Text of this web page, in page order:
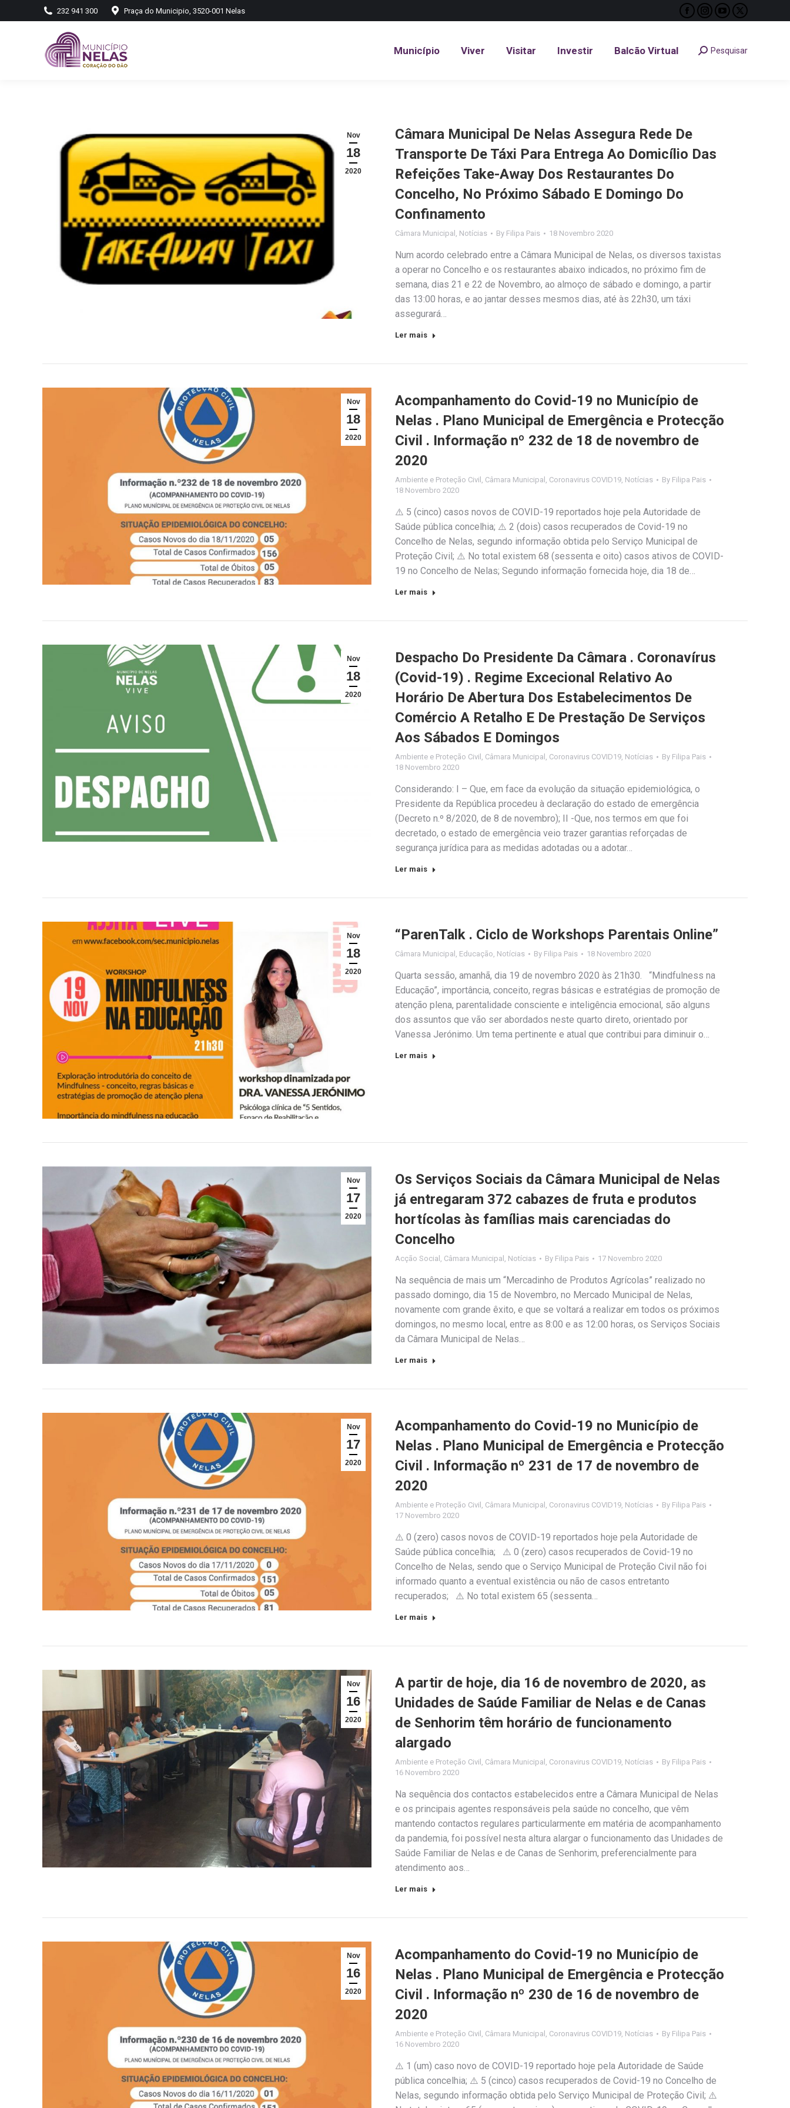
232 941 300 Praça do Municipio, 3520-001 Nelas
Facebook
opens
Instagram
opens
YouTube
opens
X
opens
Município Viver Visitar Investir Balcão Virtual Search:Pesquisar
Nov
18
2020
Câmara Municipal De Nelas Assegura Rede De
Transporte De Táxi Para Entrega Ao Domicílio Das
Refeições Take-Away Dos Restaurantes Do
Concelho, No Próximo Sábado E Domingo Do
Confinamento
Câmara Municipal , Notícias By Filipa Pais 18 Novembro 2020
Num acordo celebrado entre a Câmara Municipal de Nelas, os diversos taxistas
a operar no Concelho e os restaurantes abaixo indicados, no próximo fim de
semana, dias 21 e 22 de Novembro, ao almoço de sábado e domingo, a partir
das 13:00 horas, e ao jantar desses mesmos dias, até às 22h30, um táxi
assegurará…
Ler mais
Nov
18
2020
Acompanhamento do Covid-19 no Município de
Nelas . Plano Municipal de Emergência e Protecção
Civil . Informação nº 232 de 18 de novembro de
2020
Ambiente e Proteção Civil , Câmara Municipal , Coronavirus COVID19, Notícias By Filipa Pais
18 Novembro 2020
⚠️ 5 (cinco) casos novos de COVID-19 reportados hoje pela Autoridade de
Saúde pública concelhia; ⚠️ 2 (dois) casos recuperados de Covid-19 no
Concelho de Nelas, segundo informação obtida pelo Serviço Municipal de
Proteção Civil; ⚠️ No total existem 68 (sessenta e oito) casos ativos de COVID-
19 no Concelho de Nelas; Segundo informação fornecida hoje, dia 18 de…
Ler mais
Nov
18
2020
Despacho Do Presidente Da Câmara . Coronavírus
(Covid-19) . Regime Excecional Relativo Ao
Horário De Abertura Dos Estabelecimentos De
Comércio A Retalho E De Prestação De Serviços
Aos Sábados E Domingos
Ambiente e Proteção Civil , Câmara Municipal , Coronavirus COVID19, Notícias By Filipa Pais
18 Novembro 2020
Considerando: I – Que, em face da evolução da situação epidemiológica, o
Presidente da República procedeu à declaração do estado de emergência
(Decreto n.º 8/2020, de 8 de novembro); II -Que, nos termos em que foi
decretado, o estado de emergência veio trazer garantias reforçadas de
segurança jurídica para as medidas adotadas ou a adotar…
Ler mais
Nov
18
2020
“ParenTalk . Ciclo de Workshops Parentais Online”
Câmara Municipal , Educação, Notícias By Filipa Pais 18 Novembro 2020
Quarta sessão, amanhã, dia 19 de novembro 2020 às 21h30. “Mindfulness na
Educação”, importância, conceito, regras básicas e estratégias de promoção de
atenção plena, parentalidade consciente e inteligência emocional, são alguns
dos assuntos que vão ser abordados neste quarto direto, orientado por
Vanessa Jerónimo. Um tema pertinente e atual que contribui para diminuir o…
Ler mais
Nov
17
2020
Os Serviços Sociais da Câmara Municipal de Nelas
já entregaram 372 cabazes de fruta e produtos
hortícolas às famílias mais carenciadas do
Concelho
Acção Social , Câmara Municipal , Notícias By Filipa Pais 17 Novembro 2020
Na sequência de mais um “Mercadinho de Produtos Agrícolas” realizado no
passado domingo, dia 15 de Novembro, no Mercado Municipal de Nelas,
novamente com grande êxito, e que se voltará a realizar em todos os próximos
domingos, no mesmo local, entre as 8:00 e as 12:00 horas, os Serviços Sociais
da Câmara Municipal de Nelas…
Ler mais
Nov
17
2020
Acompanhamento do Covid-19 no Município de
Nelas . Plano Municipal de Emergência e Protecção
Civil . Informação nº 231 de 17 de novembro de
2020
Ambiente e Proteção Civil , Câmara Municipal , Coronavirus COVID19, Notícias By Filipa Pais
17 Novembro 2020
⚠️ 0 (zero) casos novos de COVID-19 reportados hoje pela Autoridade de
Saúde pública concelhia; ⚠️ 0 (zero) casos recuperados de Covid-19 no
Concelho de Nelas, sendo que o Serviço Municipal de Proteção Civil não foi
informado quanto a eventual existência ou não de casos entretanto
recuperados; ⚠️ No total existem 65 (sessenta…
Ler mais
Nov
16
2020
A partir de hoje, dia 16 de novembro de 2020, as
Unidades de Saúde Familiar de Nelas e de Canas
de Senhorim têm horário de funcionamento
alargado
Ambiente e Proteção Civil , Câmara Municipal , Coronavirus COVID19, Notícias By Filipa Pais
16 Novembro 2020
Na sequência dos contactos estabelecidos entre a Câmara Municipal de Nelas
e os principais agentes responsáveis pela saúde no concelho, que vêm
mantendo contactos regulares particularmente em matéria de acompanhamento
da pandemia, foi possível nesta altura alargar o funcionamento das Unidades de
Saúde Familiar de Nelas e de Canas de Senhorim, preferencialmente para
atendimento aos…
Ler mais
Nov
16
2020
Acompanhamento do Covid-19 no Município de
Nelas . Plano Municipal de Emergência e Protecção
Civil . Informação nº 230 de 16 de novembro de
2020
Ambiente e Proteção Civil , Câmara Municipal , Coronavirus COVID19, Notícias By Filipa Pais
16 Novembro 2020
⚠️ 1 (um) caso novo de COVID-19 reportado hoje pela Autoridade de Saúde
pública concelhia; ⚠️ 5 (cinco) casos recuperados de Covid-19 no Concelho de
Nelas, segundo informação obtida pelo Serviço Municipal de Proteção Civil; ⚠️
Município Viver Visitar Investir Balcão Virtual Search:
Pesquisar